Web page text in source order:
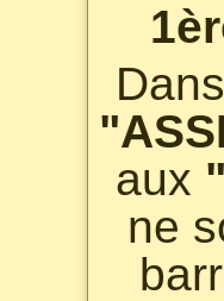
aux
ne